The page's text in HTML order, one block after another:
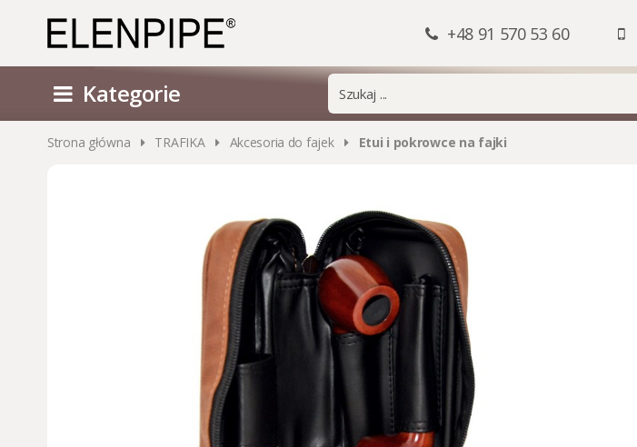
+48 91 570 53 60
Kategorie
Strona główna TRAFIKA Akcesoria do fajek Etui i pokrowce na fajki